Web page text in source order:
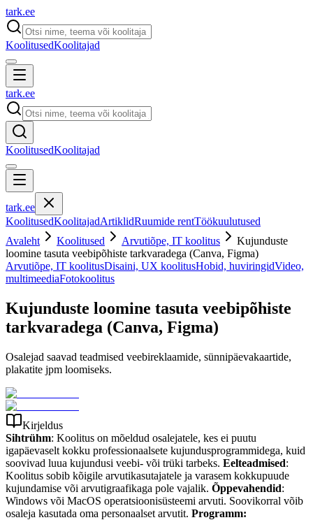
tark.ee
KoolitusedKoolitajad
tark.ee
KoolitusedKoolitajad
tark.ee
KoolitusedKoolitajadArtiklidRuumide rentTöökuulutused
Avaleht
Koolitused Arvutiõpe, IT koolitus
Kujunduste
loomine tasuta veebipõhiste tarkvaradega (Canva, Figma)
Arvutiõpe, IT koolitusDisaini, UX koolitusHobid, huviringidVideo,
multimeediaFotokoolitus
Kujunduste loomine tasuta veebipõhiste
tarkvaradega (Canva, Figma)
Osalejad saavad teadmised veebireklaamide, sünnipäevakaartide,
plakatite jpm loomiseks.
Kirjeldus
Sihtrühm: Koolitus on mõeldud osalejatele, kes ei puutu
igapäevaselt kokku professionaalsete kujundusprogrammidega, kuid
soovivad luua kujundusi veebi- või trüki tarbeks. Eelteadmised:
Koolitus sobib kõigile arvutikasutajatele ja varasem kokkupuude
kujundamise või arvutigraafikaga pole vajalik. Õppevahendid:
Windows või MacOS operatsioonisüsteemi arvuti. Soovikorral võib
osaleja kasutada oma personaalset arvutit. Programm: